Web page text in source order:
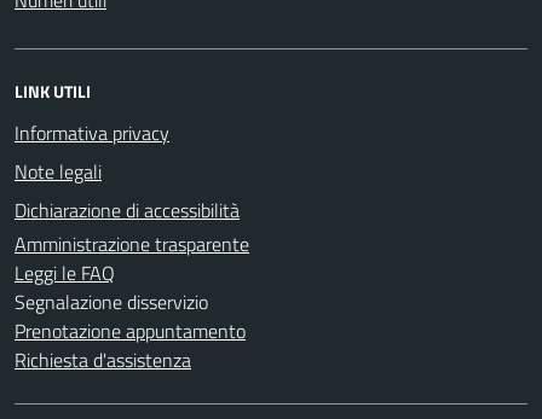
LINK UTILI
Informativa privacy
Note legali
Dichiarazione di accessibilità
Amministrazione trasparente
Leggi le FAQ
Segnalazione disservizio
Prenotazione appuntamento
Richiesta d'assistenza